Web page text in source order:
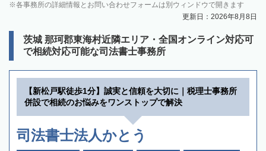
各事務所の詳細情報とお問い合わせフォームは別ウィンドウで開きます
更新日：2026年8月8日
茨城 那珂郡東海村近隣エリア・全国オンライン対応可
で相続対応可能な司法書士事務所
【新松戸駅徒歩1分】誠実と信頼を大切に｜税理士事務所
併設で相続のお悩みをワンストップで解決
司法書士法人かとう